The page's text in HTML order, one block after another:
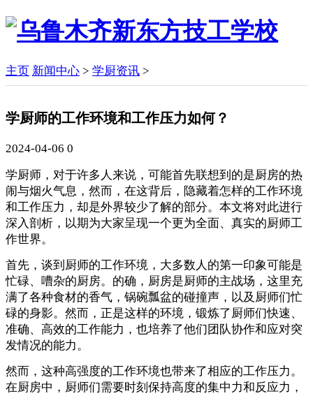
主页 新闻中心 > 学厨资讯 >
学厨师的工作环境和工作压力如何？
2024-04-06 0
学厨师，对于许多人来说，可能首先联想到的是厨房的热
闹与烟火气息，然而，在这背后，隐藏着怎样的工作环境
和工作压力，却是外界较少了解的部分。本文将对此进行
深入剖析，以期为大家呈现一个更为全面、真实的厨师工
作世界。
首先，谈到厨师的工作环境，大多数人的第一印象可能是
忙碌、嘈杂的厨房。的确，厨房是厨师的主战场，这里充
满了各种食材的香气，锅碗瓢盆的碰撞声，以及厨师们忙
碌的身影。然而，正是这样的环境，锻炼了厨师们快速、
准确、高效的工作能力，也培养了他们团队协作和应对突
发情况的能力。
然而，这种高强度的工作环境也带来了相应的工作压力。
在厨房中，厨师们需要时刻保持高度的集中力和反应力，